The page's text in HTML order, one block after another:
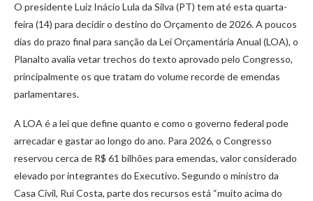
O presidente Luiz Inácio Lula da Silva (PT) tem até esta quarta-
feira (14) para decidir o destino do Orçamento de 2026. A poucos
dias do prazo final para sanção da Lei Orçamentária Anual (LOA), o
Planalto avalia vetar trechos do texto aprovado pelo Congresso,
principalmente os que tratam do volume recorde de emendas
parlamentares.
A LOA é a lei que define quanto e como o governo federal pode
arrecadar e gastar ao longo do ano. Para 2026, o Congresso
reservou cerca de R$ 61 bilhões para emendas, valor considerado
elevado por integrantes do Executivo. Segundo o ministro da
Casa Civil, Rui Costa, parte dos recursos está “muito acima do